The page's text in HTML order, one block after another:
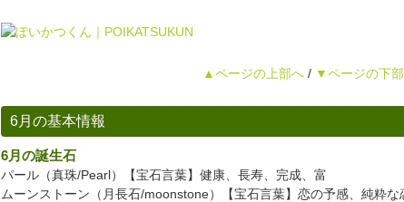
▲ページの上部へ / ▼ページの下
6月の基本情報
6月の誕生石
パール（真珠/Pearl）【宝石言葉】健康、長寿、完成、富
ムーンストーン（月長石/moonstone）【宝石言葉】恋の予感、純粋な